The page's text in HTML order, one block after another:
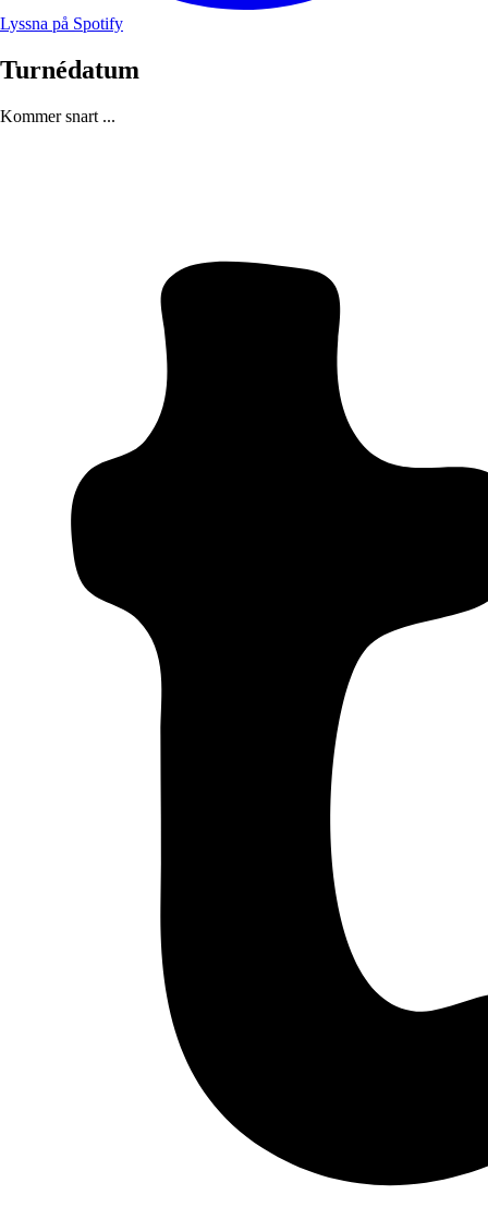
Lyssna på Spotify
Turnédatum
Kommer snart ...